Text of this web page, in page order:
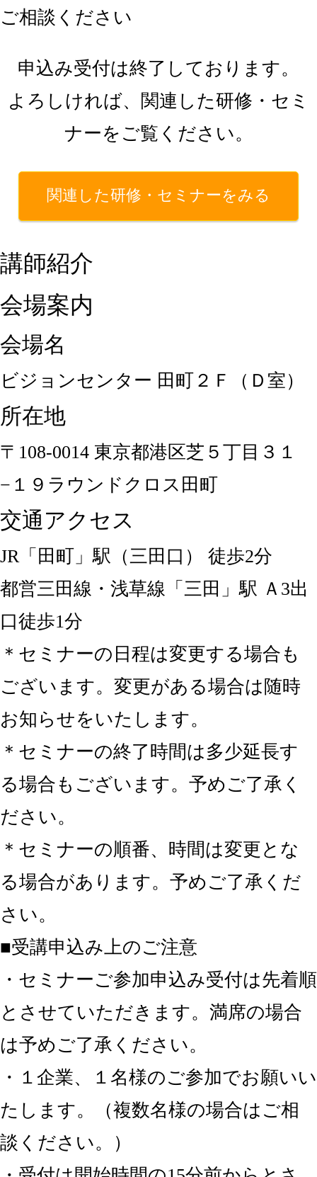
ご相談ください
申込み受付は終了しております。
よろしければ、関連した研修・セミ
ナーをご覧ください。
関連した研修・セミナーをみる
講師紹介
会場案内
会場名
ビジョンセンター 田町２Ｆ（Ｄ室）
所在地
〒108-0014 東京都港区芝５丁目３１
−１９ラウンドクロス田町
交通アクセス
JR「田町」駅（三田口） 徒歩2分
都営三田線・浅草線「三田」駅 Ａ3出
口徒歩1分
＊セミナーの日程は変更する場合も
ございます。変更がある場合は随時
お知らせをいたします。
＊セミナーの終了時間は多少延長す
る場合もございます。予めご了承く
ださい。
＊セミナーの順番、時間は変更とな
る場合があります。予めご了承くだ
さい。
■受講申込み上のご注意
・セミナーご参加申込み受付は先着順
とさせていただきます。満席の場合
は予めご了承ください。
・１企業、１名様のご参加でお願いい
たします。（複数名様の場合はご相
談ください。）